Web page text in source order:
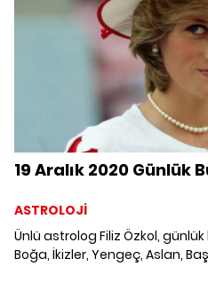
19 Aralık 2020 Günlük
ASTROLOJİ
Ünlü astrolog Filiz Özkol, günlük
Boğa, İkizler, Yengeç, Aslan,